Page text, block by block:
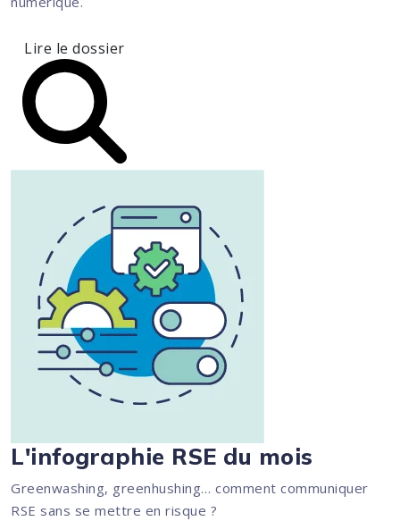
Lire le dossier
L'infographie RSE du mois
Greenwashing, greenhushing… comment communiquer
RSE sans se mettre en risque ?